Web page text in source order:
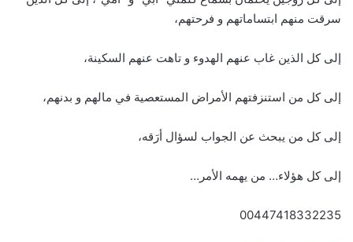
سرقت منهم ابتساماتهم و فرحتهم،
إلى كل الذين غاب عنهم الهدوء و تاهت عنهم السكينة،
إلى كل من استنزفتهم الأمراض المستعصية في مالهم و بدنهم،
إلى كل من يبحث عن الجواب لسؤال أرَقه،
إلى كل هؤلاء… من يهمه الأمر…
00447418332235